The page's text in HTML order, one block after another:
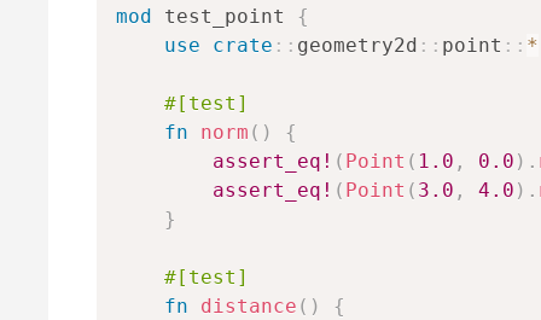
mod
test_point
{
use
crate :: geometry2d :: point :: *
#[test]
fn
norm ( )
{
assert_eq! ( Point ( 1.0 , 0.0 ) .
assert_eq! ( Point ( 3.0 , 4.0 ) .
}
#[test]
fn
distance ( )
{